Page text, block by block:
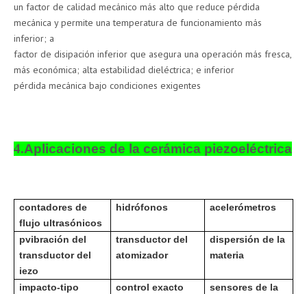
un factor de calidad mecánico más alto que reduce pérdida
mecánica y permite una temperatura de funcionamiento más
inferior; a
factor de disipación inferior que asegura una operación más fresca,
más económica; alta estabilidad dieléctrica; e inferior
pérdida mecánica bajo condiciones exigentes
4.Aplicaciones de la cerámica piezoeléctrica
contadores de
flujo ultrasónicos
hidrófonos acelerómetros
pvibración del
transductor del
iezo
transductor del
atomizador
dispersión de la
materia
impacto-tipo
control exacto
sensores de la